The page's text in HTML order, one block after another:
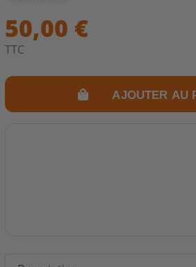
professionnel.
50,00 €
TTC
AJOUTER AU